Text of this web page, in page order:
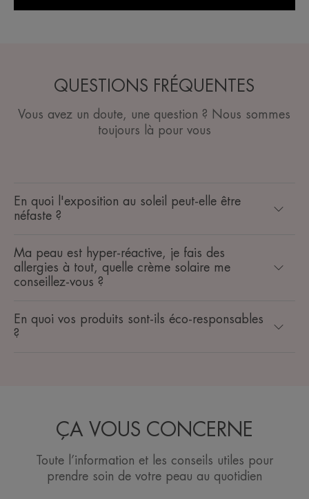
QUESTIONS FRÉQUENTES
Vous avez un doute, une question ? Nous sommes
toujours là pour vous
En quoi l'exposition au soleil peut-elle être
néfaste ?
Ma peau est hyper-réactive, je fais des
allergies à tout, quelle crème solaire me
conseillez-vous ?
En quoi vos produits sont-ils éco-responsables
?
ÇA VOUS CONCERNE
Toute l’information et les conseils utiles pour
prendre soin de votre peau au quotidien